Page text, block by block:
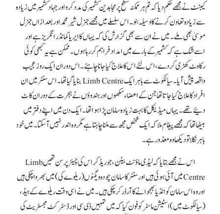
کیبنٹ نے مجھے حکم دیا کہ تم ہر ممکنہ سطح پر مجاہدین کشمیر کی مدد کرو اور جہاد کشمیر میں زیادہ
سے زیادہ تعاون کرنے کا وسیلہ بنو۔ اس سلسلے میں مجھے جنرل شیر محمد اور بعد ازاں جنرل
موسیٰ بھی ملے۔ میں نے ان سے بھی گزارش کی کہ یہاں کا ایریا کمانڈر انگریز ہے اور
اسے شک ہے کہ کشمیر کے بارے میں امداد فراہم کر رہا ہوں۔ ممکن ہے یہ کبھی کوئی
رکاوٹ کھڑی کر دے، اس لئے اس کا علاج کیا جانا چاہئے۔ اس دوران ایک روز عجیب
واقعہ پیش آیا۔ سیالکوٹ سے باہر ایک Limb Centre بنایا گیا تھا۔ اس سنٹر میں ان
افراد کاعلاج کیا جاتا تھا جن کے اعضاء سکھوں اور ہندوؤں نے ہجرت کے دوران کاٹ
دئیے تھے۔ یہاں میڈیکل کا بہت زیادہ سامان پڑا ہوا تھا۔ ایک دن میں اپنے دفتر میں
بیٹھا تھا کہ مجھے پیغام ملا کہ ایک شخص مجھ سے ملنا چاہتا ہے مگر وہ اندر نہیں آ سکتا۔ میں خود
باہر نکلا تو دیکھا وہ معذور ہے۔
اس نے مجھے بتایا کہ لیڈی ماؤنٹ بیٹن، جو ریڈکراس کی چیئر پرسن تھیں Limb
Centreمیں آئی ہوئی ہیں اور سنٹر کا سامان چودہ ویگنوں (ریلوے کی) میں بھر واچکی ہیں
اور وہ اس سامان کو انڈیا بھجوانے کا آرڈر کر چکی ہیں۔ میں نے اسی وقت ریلوے کے ہیڈ،
(سیالکوٹ میں ) اسٹیشن ماسٹر کو فون کیا کہ میں تمہیں ڈی سی اور ڈسٹرکٹ مجسٹریٹ کی